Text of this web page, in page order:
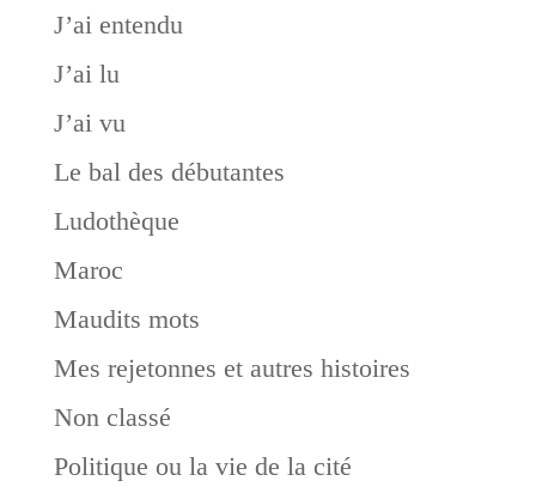
J’ai entendu
J’ai lu
J’ai vu
Le bal des débutantes
Ludothèque
Maroc
Maudits mots
Mes rejetonnes et autres histoires
Non classé
Politique ou la vie de la cité